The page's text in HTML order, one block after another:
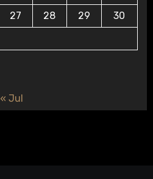
27 28 29
30
« Jul